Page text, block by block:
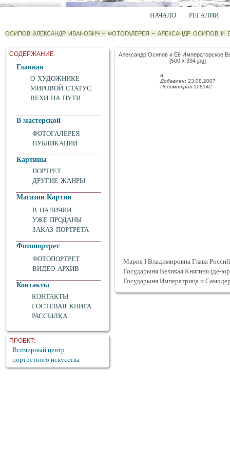
НАЧАЛО РЕГАЛИИ
ОСИПОВ АЛЕКСАНДР ИВАНОВИЧ – ФОТОГАЛЕРЕЯ – АЛЕКСАНДР ОСИПОВ И
СОДЕРЖАНИЕ
Главная
О ХУДОЖНИКЕ
МИРОВОЙ СТАТУС
ВЕХИ НА ПУТИ
В мастерской
ФОТОГАЛЕРЕЯ
ПУБЛИКАЦИИ
Картины
ПОРТРЕТ
ДРУГИЕ ЖАНРЫ
Магазин Картин
В НАЛИЧИИ
УЖЕ ПРОДАНЫ
ЗАКАЗ ПОРТРЕТА
Фотопортрет
ФОТОПОРТРЕТ
ВИДЕО АРХИВ
Контакты
КОНТАКТЫ
ГОСТЕВАЯ КНИГА
РАССЫЛКА
ПРОЕКТ:
Всемирный центр
портретного искусства
Александр Осипов и Её Императорское
[500 x 394 jpg]
а
Добавлен: 23.08.2007
Просмотров108142
Мария I Владимировна Глава
Государыня Великая Княгиня (де-
Государыня Императрица и